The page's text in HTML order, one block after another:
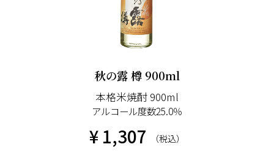
秋の露 樽 900ml
本格米焼酎 900ml
アルコール度数25.0％
¥ 1,307
（税込）